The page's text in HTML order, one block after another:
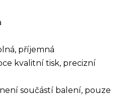
příjemná
kvalitní tisk, precizní
není součástí balení, pouze